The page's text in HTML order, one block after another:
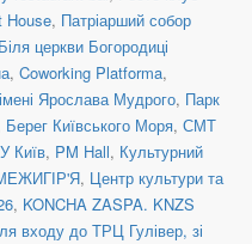
House, Патріарший собор
Біля церкви Богородиці
, Coworking Platforma,
Ярослава Мудрого, Парк
Берег Київського Моря, СМТ
Київ, PM Hall, Культурний
МЕЖИГІР'Я, Центр культури та
, KONCHA ZASPA. KNZS
входу до ТРЦ Гулівер, зі